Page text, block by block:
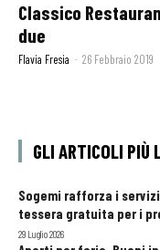
Classico
due
Flavia Fresia - 26 Febbraio 2019
GLI ARTICOLI PIÙ
Sogemi rafforza i
tessera gratuita per i
29 Luglio 2026